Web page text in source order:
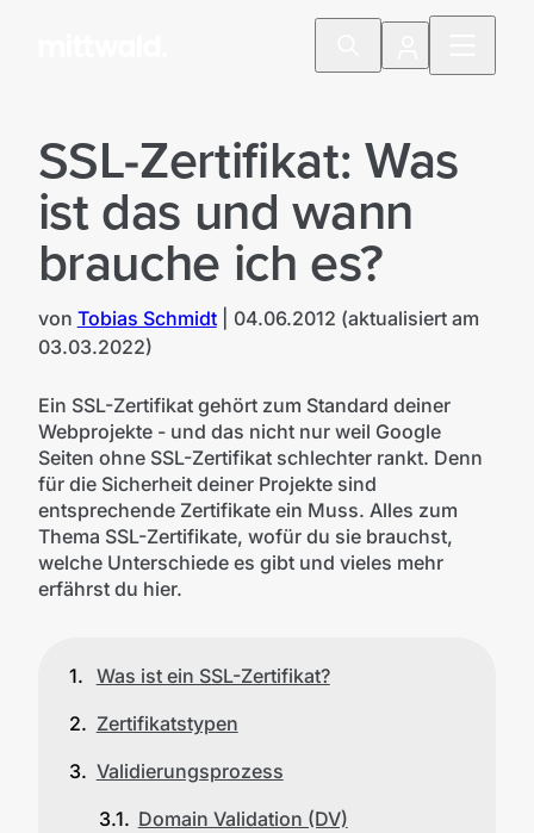
SSL-Zertifikat: Was
ist das und wann
brauche ich es?
von Tobias Schmidt| 04.06.2012 (aktualisiert am
03.03.2022)
© Tobias Schmidt
Ein SSL-Zertifikat gehört zum Standard deiner
Webprojekte - und das nicht nur weil Google
Seiten ohne SSL-Zertifikat schlechter rankt. Denn
für die Sicherheit deiner Projekte sind
entsprechende Zertifikate ein Muss. Alles zum
Thema SSL-Zertifikate, wofür du sie brauchst,
welche Unterschiede es gibt und vieles mehr
erfährst du hier.
Was ist ein SSL-Zertifikat?
Zertifikatstypen
Validierungsprozess
Domain Validation (DV)